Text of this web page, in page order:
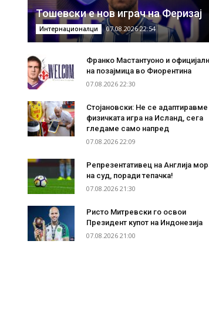
Тошевски е нов играч на Феризај
Интернационалци 07.08.2026 22:54
Франко Мастантуоно и
на позајмица во Фиорентина
07.08.2026 22:30
Стојановски: Не се адаптиравме
физичката игра на Исланд, сега
гледаме само напред
07.08.2026 22:09
Репрезентативец на Англија
на суд, поради тепачка!
07.08.2026 21:30
Ристо Митревски го освои
Президент купот на Индонезија
07.08.2026 21:00